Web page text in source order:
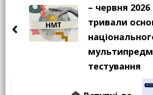
запису
– червня
тривали
тестування